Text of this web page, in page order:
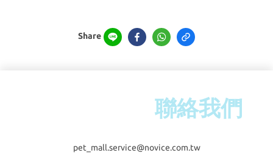
Share
聯絡我們
pet_mall.service@novice.com.tw